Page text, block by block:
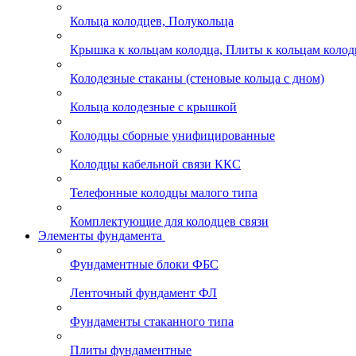
Кольца колодцев, Полукольца
Крышка к кольцам колодца, Плиты к кольцам
Колодезные стаканы (стеновые кольца с дном)
Кольца колодезные с крышкой
Колодцы сборные унифицированные
Колодцы кабельной связи ККС
Телефонные колодцы малого типа
Комплектующие для колодцев связи
Элементы фундамента
Фундаментные блоки ФБС
Ленточный фундамент ФЛ
Фундаменты стаканного типа
Плиты фундаментные